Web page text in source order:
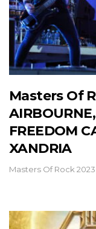
Masters Of
FREEDOM
XANDRIA
Masters Of Rock